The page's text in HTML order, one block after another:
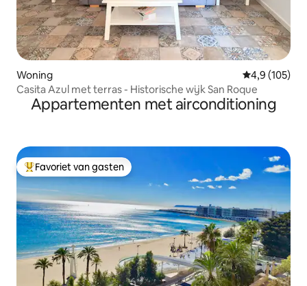
Woning Gemiddelde
4,9 (105)
Casita Azul met terras - Historische wijk San Roque
Appartementen met airconditioning
Topfavoriet van gasten
Favoriet van gasten